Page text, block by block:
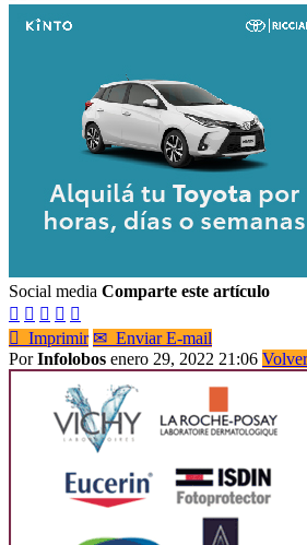
Social media Comparte este artículo
    
 Imprimir ✉ Enviar E-mail
PorInfolobos enero 29, 2022 21:06